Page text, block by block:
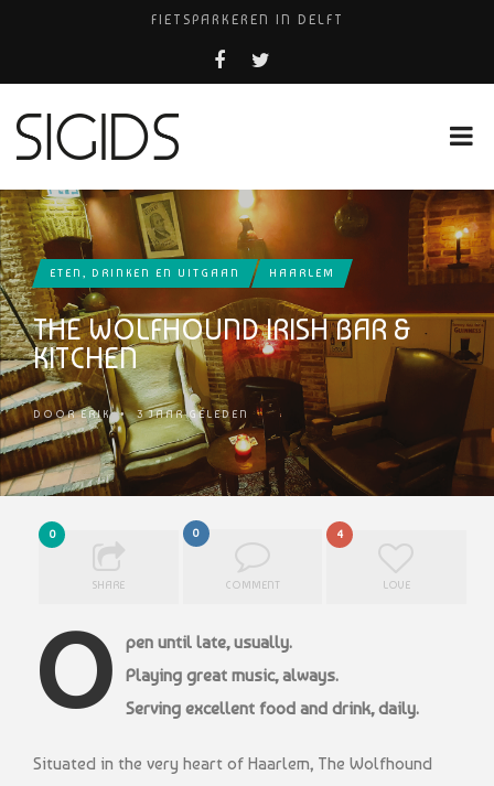
FIETSPARKEREN IN DELFT
PIZZERIA POMPEÏ ￼
COCKTAILS ON THE SPOT!
ETEN, DRINKEN EN UITGAAN HAARLEM
THE WOLFHOUND IRISH BAR &
KITCHEN
DOORERIK •3 JAAR GELEDEN
0
SHARE
0
COMMENT
4
LOVE
O
pen until late, usually.
Playing great music, always.
Serving excellent food and drink, daily.
Situated in the very heart of Haarlem, The Wolfhound